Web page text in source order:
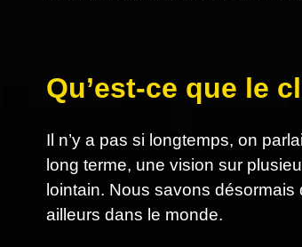
Qu’est-ce que le
Il n’y a pas si longtemps, on
long terme, une vision sur
lointain. Nous savons
ailleurs dans le monde.